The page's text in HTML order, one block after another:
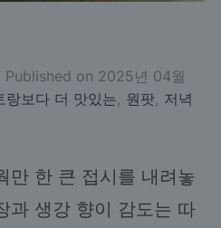
Published on 2025년 04월
랑보다 더 맛있는, 원팟, 저녁
만 한 큰 접시를 내려놓
과 생강 향이 감도는 따